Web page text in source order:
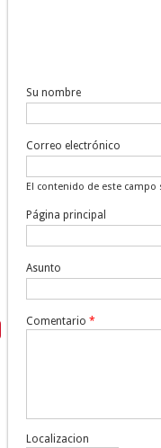
Su nombre
Correo electrónico
El contenido de este
Página principal
Asunto
Comentario*
Localizacion